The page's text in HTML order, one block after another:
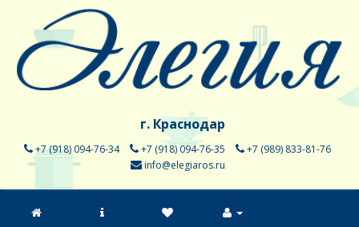
г. Краснодар
+7 (918) 094-76-34 +7 (918) 094-76-35
+7 (989) 833-81-76
info@elegiaros.ru